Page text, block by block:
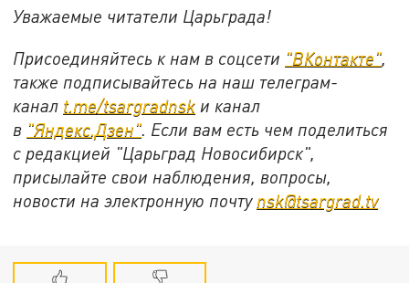
Уважаемые читатели Царьграда!
Присоединяйтесь к нам в соцсети "ВКонтакте"
также подписывайтесь на наш телеграм-
канал t.me/tsargradnsk и канал
в "Яндекс.Дзен" . Если вам есть чем поделиться
с редакцией "Царьград Новосибирск",
присылайте свои наблюдения, вопросы,
новости на электронную почту nsk@tsargrad.tv